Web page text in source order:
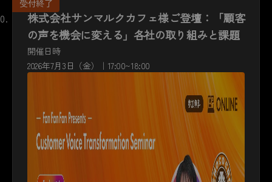
株式会社サンマルクカフェ様ご登壇：「顧客
の声を機会に変える」各社の取り組みと課題
開催日時
2026年7月3日（金）｜17:00~18:00